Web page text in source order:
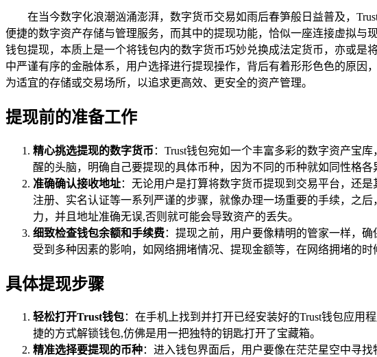
在当今数字化浪潮汹涌澎湃，数字货币交易如雨后春笋般日益普及，
便捷的数字资产存储与管理服务，而其中的提现功能，恰似一座连接虚拟与
钱包提现，本质上是一个将钱包内的数字货币巧妙兑换成法定货币，亦或
中严谨有序的金融体系，用户选择进行提现操作，背后有着形形色色的原
为适宜的存储或交易场所，以追求更高效、更安全的资产管理。
提现前的准备工作
精心挑选提现的数字货币 ：Trust钱包宛如一个丰富多彩的数字资产宝
醒的头脑，明确自己要提现的具体币种，因为不同的币种就如同性格
准确确认接收地址：无论用户是打算将数字货币提现到交易平台，还
注册、实名认证等一系列严谨的步骤，就像办理一场重要的手续，之
力，并且地址准确无误,否则就可能会导致资产的丢失。
细致检查钱包余额和手续费：提现之前，用户要像精明的管家一样，
受到多种因素的影响，如网络拥堵情况、提现金额等，在网络拥堵的
具体提现步骤
轻松打开Trust钱包：在手机上找到并打开已经安装好的Trust钱包应用
捷的方式解锁钱包,仿佛是用一把独特的钥匙打开了宝藏箱。
精准选择要提现的币种：进入钱包界面后，用户要像在茫茫星空中寻